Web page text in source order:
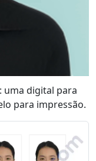
uma digital para
para impressão.